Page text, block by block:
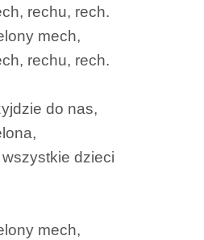
rechu, rech.
mech,
rechu, rech.
do nas,
dzieci
mech,